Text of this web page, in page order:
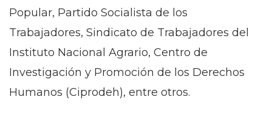
Popular, Partido Socialista de los
Trabajadores, Sindicato de Trabajadores del
Instituto Nacional Agrario, Centro de
Investigación y Promoción de los Derechos
Humanos (Ciprodeh), entre otros.